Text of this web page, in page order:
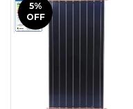
5%
OFF